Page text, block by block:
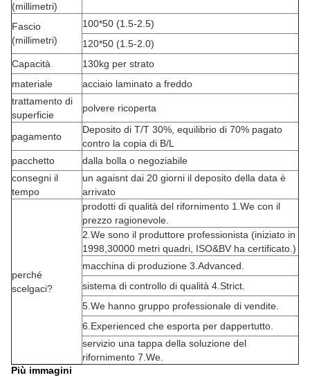
(millimetri)
Fascio
(millimetri)
100*50 (1.5-2.5)
120*50 (1.5-2.0)
Capacità
130kg per strato
materiale
acciaio laminato a freddo
trattamento di
superficie
polvere ricoperta
pagamento
Deposito di T/T 30%, equilibrio di 70% pagato
contro la copia di B/L
pacchetto
dalla bolla o negoziabile
consegni il
tempo
un agaisnt dai 20 giorni il deposito della data è
arrivato
perché
scelgaci?
prodotti di qualità del rifornimento 1.We con il
prezzo ragionevole.
2.We sono il produttore professionista (iniziato in
1998,30000 metri quadri, ISO&BV ha certificato.)
macchina di produzione 3.Advanced.
sistema di controllo di qualità 4.Strict.
5.We hanno gruppo professionale di vendite.
6.Experienced che esporta per dappertutto.
servizio una tappa della soluzione del
rifornimento 7.We.
Più immagini